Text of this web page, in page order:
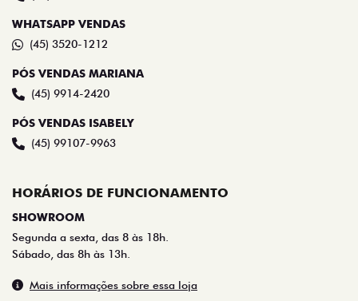
WHATSAPP VENDAS
(45) 3520-1212
PÓS VENDAS MARIANA
(45) 9914-2420
PÓS VENDAS ISABELY
(45) 99107-9963
HORÁRIOS DE FUNCIONAMENTO
SHOWROOM
Segunda a sexta, das 8 às 18h.
Sábado, das 8h às 13h.
Mais informações sobre essa loja